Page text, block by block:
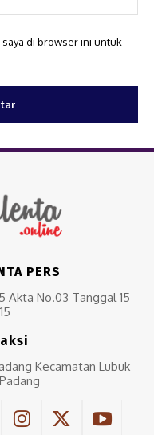
di browser ini untuk
PERS
Akta No.03 Tanggal 15
Kecamatan Lubuk